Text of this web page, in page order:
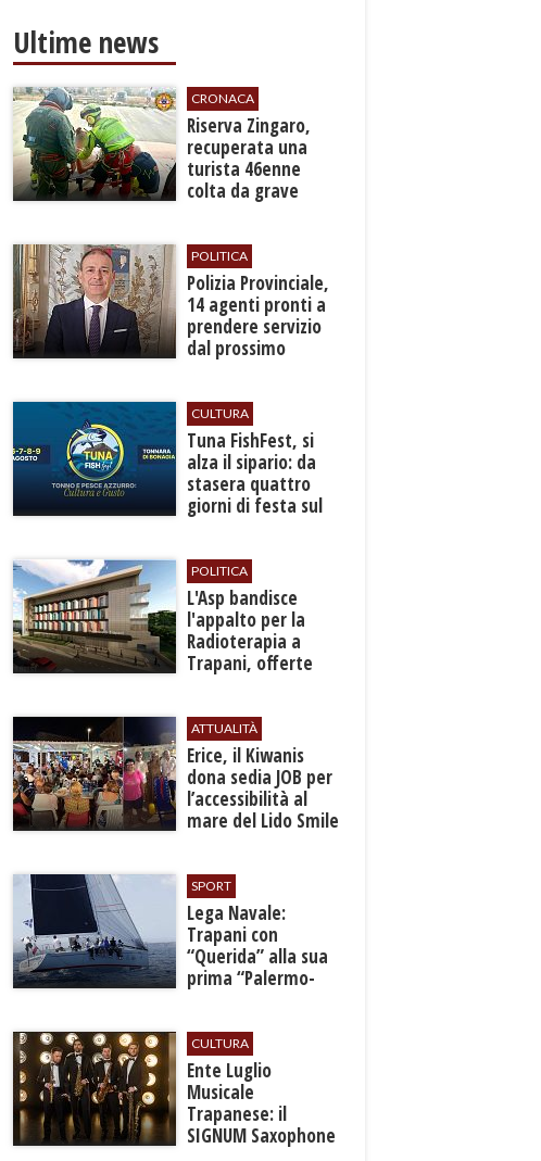
Ultime news
CRONACA
​Riserva Zingaro,
recuperata una
turista 46enne
colta da grave
POLITICA
​Polizia Provinciale,
14 agenti pronti a
prendere servizio
dal prossimo
CULTURA
​Tuna FishFest, si
alza il sipario: da
stasera quattro
giorni di festa sul
POLITICA
L'Asp bandisce
l'appalto per la
Radioterapia a
Trapani, offerte
ATTUALITÀ
​Erice, il Kiwanis
dona sedia JOB per
l’accessibilità al
mare del Lido Smile
SPORT
​Lega Navale:
Trapani con
“Querida” alla sua
prima “Palermo-
CULTURA
Ente Luglio
Musicale
Trapanese: il
SIGNUM Saxophone